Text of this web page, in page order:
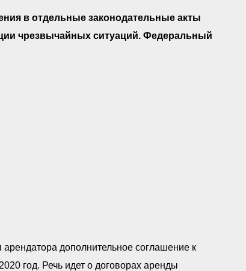
в отдельные законодательные акты
чрезвычайных ситуаций. Федеральный
дополнительное соглашение к
год. Речь идет о договорах аренды